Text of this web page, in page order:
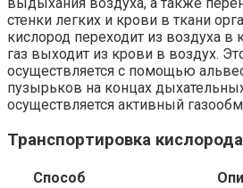
выдыхания воздуха, а также
стенки легких и крови в ткани
кислород переходит из воздуха в
газ выходит из крови в воздух.
осуществляется с помощью
пузырьков на концах
осуществляется активный
Транспортировка кислорода
Способ